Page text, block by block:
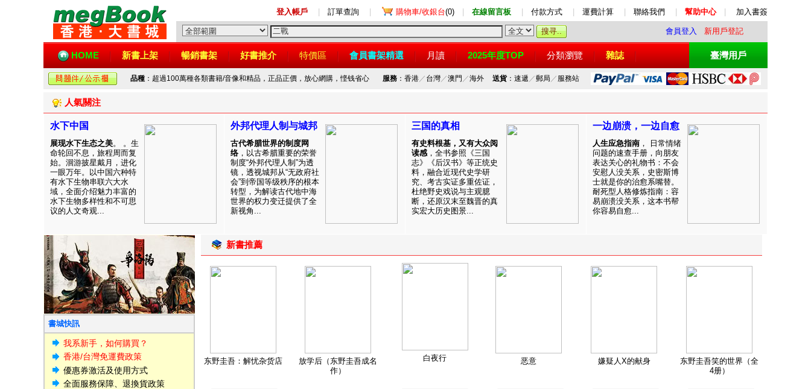
登入帳戶 訂單查詢 購物車/收銀台(0) 在線留言板 付款方式 運費計算 聯絡我們 幫助中心 加入書簽
會員登入 新用戶登記
HOME 新書上架 暢銷書架 好書推介 特價區 會員書架精選 月讀 2025年度TOP 分類瀏覽 雜誌 臺灣用戶
品種 ：超過100萬種各類書籍/音像和精品，正品正價，放心網購，悭钱省心 服務：香港／ 台灣／澳門 ／海外 送貨：速遞 ／郵局 ／ 服務站
人氣關注
水下中国
展现水下生态之美。 。生
命轮回不息，旅程周而复
始。洄游披星戴月，进化
一眼万年。以中国六种特
有水下生物串联六大水
域，全面介绍魅力丰富的
水下生物多样性和不可思
议的人文奇观...
外邦代理人制与城邦
古代希腊世界的制度网
络 ，以古希腊重要的荣誉
制度“外邦代理人制”为透
镜，透视城邦从“无政府社
会”到帝国等级秩序的根本
转型，为解读古代地中海
世界的权力变迁提供了全
新视角...
三国的真相
有史料根基，又有大众阅
读感 ，全书参照《三国
志》《后汉书》等正统史
料，融合近现代史学研
究、考古实证多重佐证，
杜绝野史戏说与主观臆
断，还原汉末至魏晋的真
实宏大历史图景...
一边崩溃，一边自愈
人生应急指南 ， 日常情绪
问题的速查手册，向朋友
表达关心的礼物书：不会
安慰人没关系，史密斯博
士就是你的治愈系嘴替。
耐死型人格修炼指南：容
易崩溃没关系，这本书帮
你容易自愈...
書城快訊
我系新手，如何購買？
香港/台灣免運費政策
優惠券激活及使用方式
全面服務保障、退換貨政策
新書推薦
东野圭吾：解忧杂货店
放学后（东野圭吾成名
作）
白夜行 恶意 嫌疑人X的献身
东野圭吾笑的世界（全
4册）